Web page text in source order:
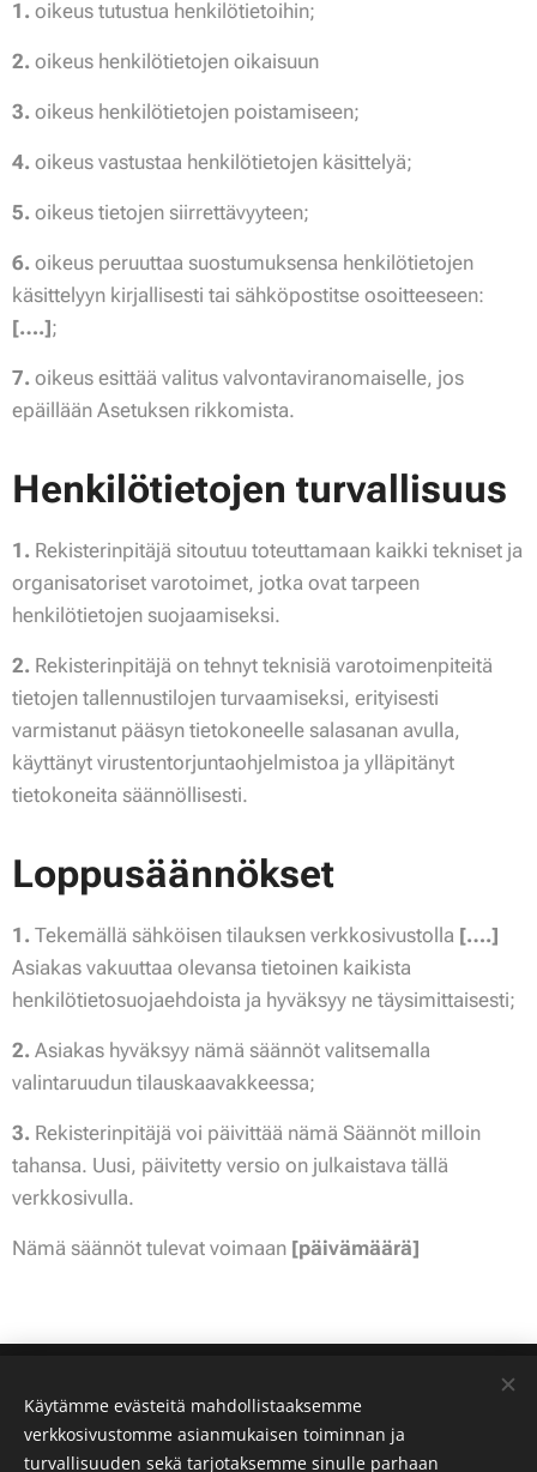
1. oikeus tutustua henkilötietoihin;
2. oikeus henkilötietojen oikaisuun
3. oikeus henkilötietojen poistamiseen;
4. oikeus vastustaa henkilötietojen käsittelyä;
5. oikeus tietojen siirrettävyyteen;
6. oikeus peruuttaa suostumuksensa henkilötietojen
käsittelyyn kirjallisesti tai sähköpostitse osoitteeseen:
[….];
7. oikeus esittää valitus valvontaviranomaiselle, jos
epäillään Asetuksen rikkomista.
Henkilötietojen turvallisuus
1. Rekisterinpitäjä sitoutuu toteuttamaan kaikki tekniset ja
organisatoriset varotoimet, jotka ovat tarpeen
henkilötietojen suojaamiseksi.
2. Rekisterinpitäjä on tehnyt teknisiä varotoimenpiteitä
tietojen tallennustilojen turvaamiseksi, erityisesti
varmistanut pääsyn tietokoneelle salasanan avulla,
käyttänyt virustentorjuntaohjelmistoa ja ylläpitänyt
tietokoneita säännöllisesti.
Loppusäännökset
1. Tekemällä sähköisen tilauksen verkkosivustolla [….]
Asiakas vakuuttaa olevansa tietoinen kaikista
henkilötietosuojaehdoista ja hyväksyy ne täysimittaisesti;
2. Asiakas hyväksyy nämä säännöt valitsemalla
valintaruudun tilauskaavakkeessa;
3. Rekisterinpitäjä voi päivittää nämä Säännöt milloin
tahansa. Uusi, päivitetty versio on julkaistava tällä
verkkosivulla.
Nämä säännöt tulevat voimaan [päivämäärä]
Edustus Kreat
Käytämme evästeitä mahdollistaaksemme
verkkosivustomme asianmukaisen toiminnan ja
turvallisuuden sekä tarjotaksemme sinulle parhaan